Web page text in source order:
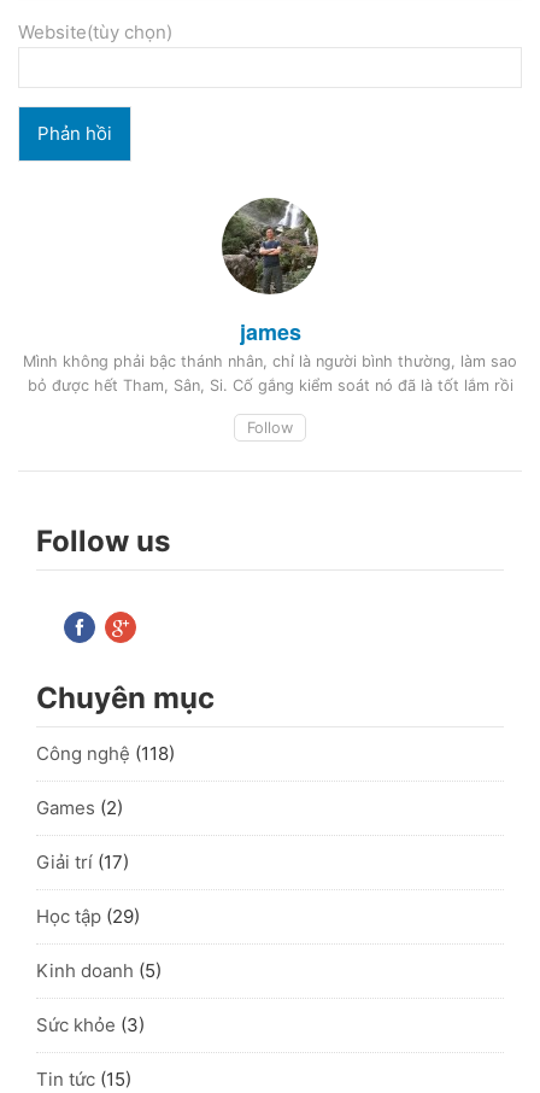
Website(tùy chọn)
james
Mình không phải bậc thánh nhân, chỉ là người bình thường, làm sao
bỏ được hết Tham, Sân, Si. Cố gắng kiểm soát nó đã là tốt lắm rồi
Follow
Follow us
Chuyên mục
Công nghệ (118)
Games (2)
Giải trí (17)
Học tập (29)
Kinh doanh (5)
Sức khỏe (3)
Tin tức (15)